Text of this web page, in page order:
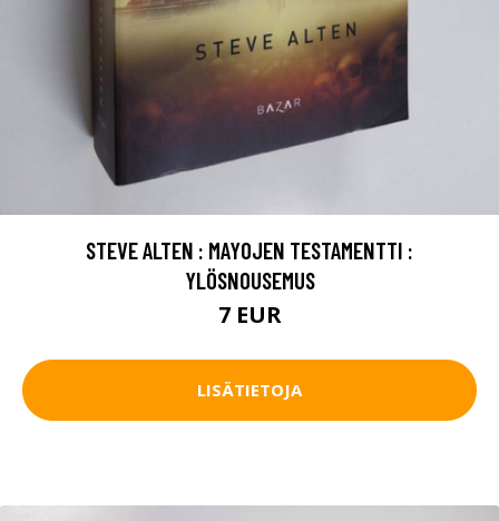
STEVE ALTEN : MAYOJEN TESTAMENTTI :
YLÖSNOUSEMUS
7 EUR
LISÄTIETOJA